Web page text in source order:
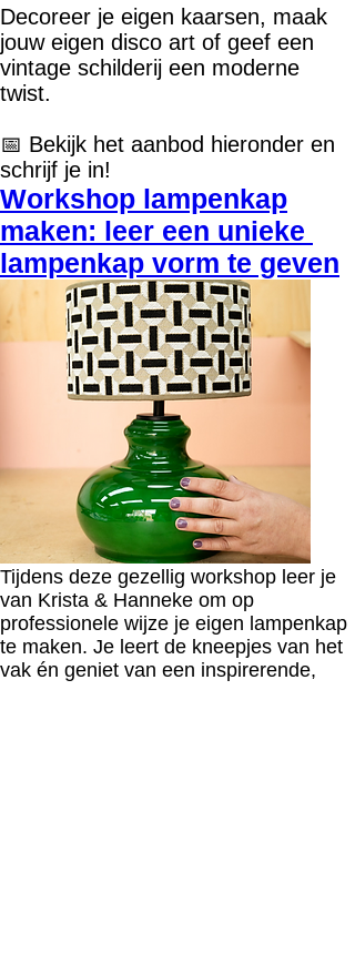
Decoreer je eigen kaarsen, maak
jouw eigen disco art of geef een
vintage schilderij een moderne
twist.
📅 Bekijk het aanbod hieronder en
schrijf je in!
Workshop lampenkap
maken: leer een unieke
lampenkap vorm te geven
Tijdens deze gezellig workshop leer je
van Krista & Hanneke om op
professionele wijze je eigen lampenkap
te maken. Je leert de kneepjes van het
vak én geniet van een inspirerende,